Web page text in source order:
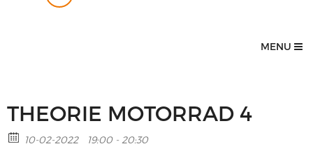
MENU
THEORIE MOTORRAD 4
10-02-2022 19:00 - 20:30